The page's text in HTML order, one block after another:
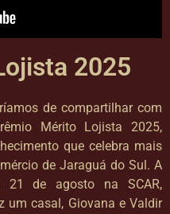
2025
de compartilhar com
Mérito Lojista 2025,
que celebra mais
de Jaraguá do Sul. A
21 de agosto na SCAR,
um casal, Giovana e Valdir